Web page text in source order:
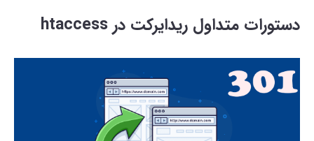
دستورات متداول ریدایرکت در htaccess